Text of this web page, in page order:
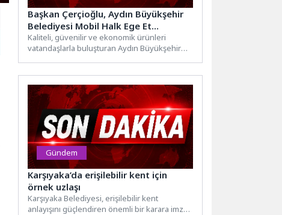
Başkan Çerçioğlu, Aydın Büyükşehir
Belediyesi Mobil Halk Ege Et
Hizmetlerini Didim’de Vatandaşlarla
Buluşturdu
Kaliteli, güvenilir ve ekonomik ürünleri
vatandaşlarla buluşturan Aydın Büyükşehir
Gündem
Karşıyaka’da erişilebilir kent için
örnek uzlaşı
Karşıyaka Belediyesi, erişilebilir kent
anlayışını güçlendiren önemli bir karara imza